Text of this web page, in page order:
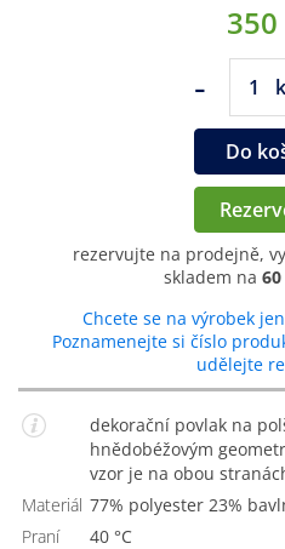
350
-
Do
rezervujte na prodejně,
skladem na 60
Chcete se na výrobek
Poznamenejte si číslo
udělejte
dekorační povlak na polštářek s vytkaným
hnědobéžovým
vzor je na obou
Materiál
77% polyester 23%
Praní
40 °C